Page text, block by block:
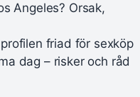
Angeles? Orsak,
friad för sexköp
dag – risker och råd